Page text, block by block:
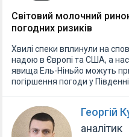
Світовий молочний
погодних ризиків
Хвилі спеки вплинули на
надою в Європі та США, а
явища Ель-Ніньйо можуть
погіршення погоди у
Георгій
аналітик